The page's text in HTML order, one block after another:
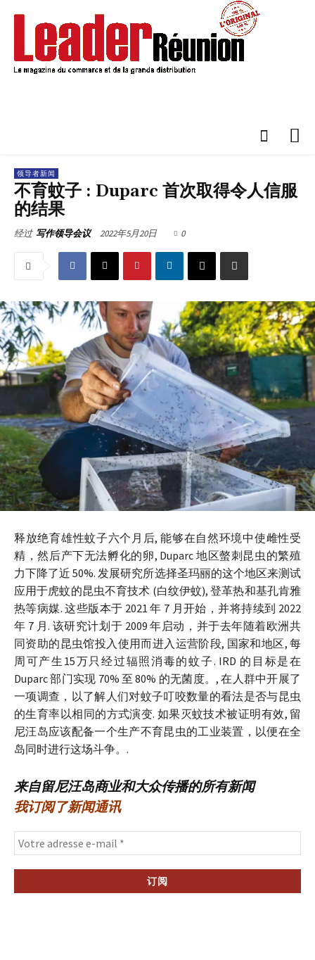
领导者新闻
不育蚊子 : Duparc 首次取得令人信服
的结果
经过 写作领导会议 2022年5月20日 0
释放绝育雄性蚊子六个月后, 能够在自然环境中使雌性受
精，然后产下无法孵化的卵, Duparc 地区螫刺昆虫的繁殖
力下降了近 50%. 发展研究所选择圣玛丽的这个地区来测试
应用于虎蚊的昆虫不育技术 (白纹伊蚊), 登革热和基孔肯雅
热等病媒. 这些版本于 2021 年 7 月开始，并将持续到 2022
年 7 月. 该研究计划于 2009 年启动，并于去年随着欧洲共
同资助的昆虫馆投入使用而进入运营阶段, 国家和地区, 每
周可产生15万只经过辐照消毒的蚊子. IRD 的目标是在
Duparc 部门实现 70% 至 80% 的无菌度。, 在人群中开展了
一项调查，以了解人们对蚊子叮咬数量的看法是否与昆虫
的生育率以相同的方式演变. 如果灭蚊技术被证明有效, 留
尼汪岛应该配备一个生产不育昆虫的工业装置，以便在全
岛同时进行这场斗争。.
来自留尼汪岛商业和大众传播的所有新闻
我订阅了新闻通讯